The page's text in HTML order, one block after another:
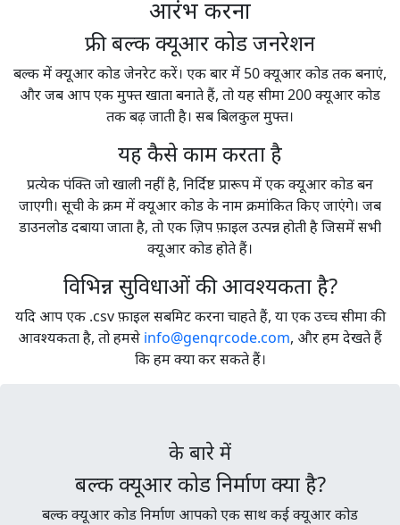
आरंभ करना
फ्री बल्क क्यूआर कोड जनरेशन
बल्क में क्यूआर कोड जेनरेट करें। एक बार में 50 क्यूआर कोड तक बनाएं,
और जब आप एक मुफ्त खाता बनाते हैं, तो यह सीमा 200 क्यूआर कोड
तक बढ़ जाती है। सब बिलकुल मुफ्त।
यह कैसे काम करता है
प्रत्येक पंक्ति जो खाली नहीं है, निर्दिष्ट प्रारूप में एक क्यूआर कोड बन
जाएगी। सूची के क्रम में क्यूआर कोड के नाम क्रमांकित किए जाएंगे। जब
डाउनलोड दबाया जाता है, तो एक ज़िप फ़ाइल उत्पन्न होती है जिसमें सभी
क्यूआर कोड होते हैं।
विभिन्न सुविधाओं की आवश्यकता है?
यदि आप एक .csv फ़ाइल सबमिट करना चाहते हैं, या एक उच्च सीमा की
आवश्यकता है, तो हमसे info@genqrcode.com, और हम देखते हैं
कि हम क्या कर सकते हैं।
के बारे में
बल्क क्यूआर कोड निर्माण क्या है?
बल्क क्यूआर कोड निर्माण आपको एक साथ कई क्यूआर कोड